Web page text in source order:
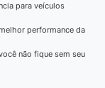
para veículos
performance da
não fique sem seu